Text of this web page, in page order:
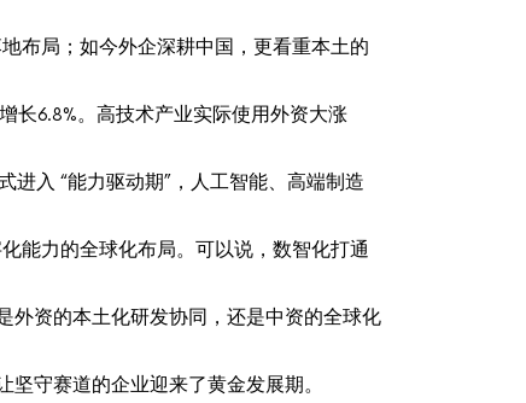
布局；如今外企深耕中国，更看重本土的
长6.8%。高技术产业实际使用外资大涨
进入 “能力驱动期”，人工智能、高端制造
能力的全球化布局。可以说，数智化打通
外资的本土化研发协同，还是中资的全球化
守赛道的企业迎来了黄金发展期。